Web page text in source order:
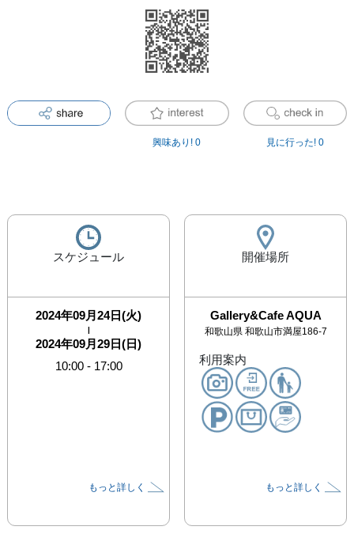
興味あり! 0 見に行った! 0
スケジュール
2024年09月24日(火)
|
2024年09月29日(日)
10:00- 17:00
もっと詳しく
開催場所
Gallery&Cafe AQUA
和歌山県 和歌山市満屋186-7
利用案内
もっと詳しく